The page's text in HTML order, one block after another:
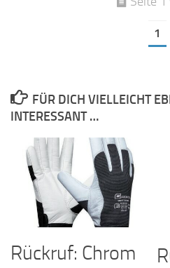
1
FÜR DICH VIELLEICHT
INTERESSANT …
Rückruf: Chrom